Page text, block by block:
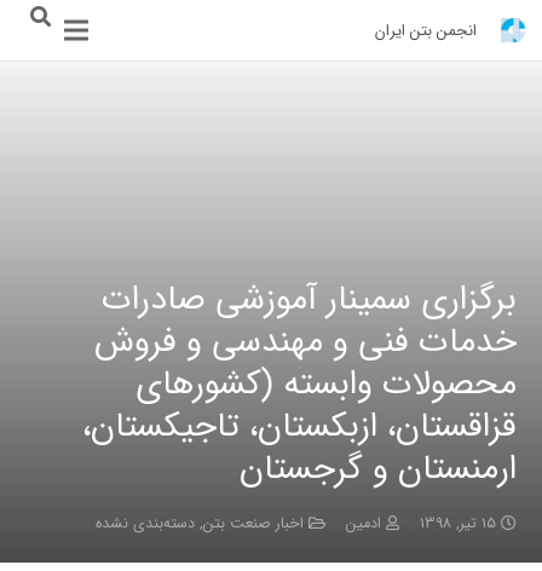
انجمن بتن ایران
برگزاری سمینار آموزشی صادرات
خدمات فنی و مهندسی و فروش
محصولات وابسته (کشورهای
قزاقستان، ازبکستان، تاجیکستان،
ارمنستان و گرجستان
۱۵ تیر, ۱۳۹۸ ادمین اخبار صنعت بتن,دسته‌بندی نشده